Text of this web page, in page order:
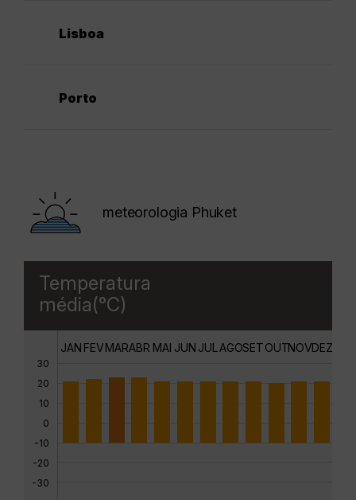
Lisboa
Porto
meteorologia Phuket
Temperatura
média(°C)
30
20
10
0
-10
-20
-30
JAN FEVMARABR MAI JUN JUL AGOSETOUTNOVDEZ